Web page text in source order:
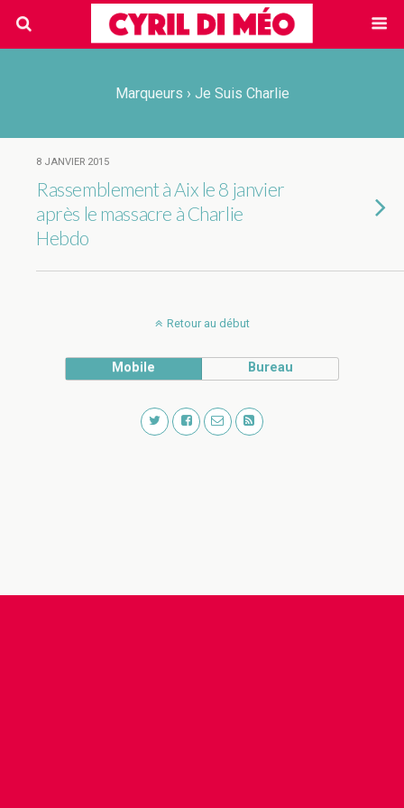
Marqueurs › Je Suis Charlie
8 JANVIER 2015
Rassemblement à Aix le 8 janvier
après le massacre à Charlie
Hebdo
Retour au début
Mobile Bureau